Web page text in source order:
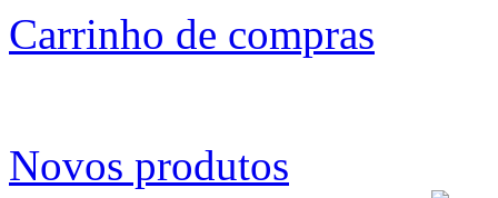
Carrinho de compras
Novos produtos